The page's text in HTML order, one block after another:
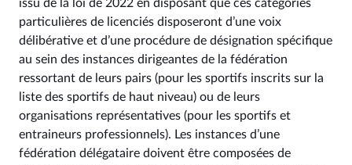
issu de la loi de 2022 en disposant que ces catégories
particulières de licenciés disposeront d’une voix
délibérative et d’une procédure de désignation spécifique
au sein des instances dirigeantes de la fédération
ressortant de leurs pairs (pour les sportifs inscrits sur la
liste des sportifs de haut niveau) ou de leurs
organisations représentatives (pour les sportifs et
entraineurs professionnels). Les instances d’une
fédération délégataire doivent être composées de